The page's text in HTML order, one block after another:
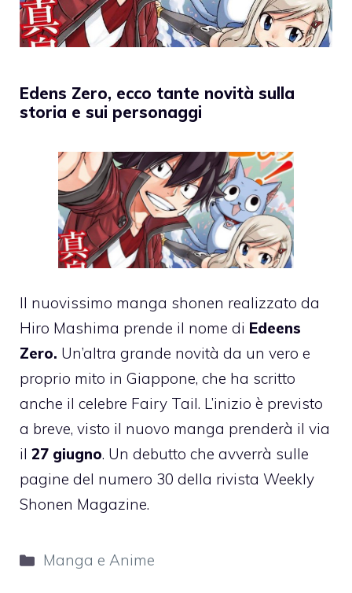
Edens Zero, ecco tante novità sulla
storia e sui personaggi
Il nuovissimo manga shonen realizzato da
Hiro Mashima prende il nome di Edeens
Zero. Un’altra grande novità da un vero e
proprio mito in Giappone, che ha scritto
anche il celebre Fairy Tail. L’inizio è previsto
a breve, visto il nuovo manga prenderà il via
il 27 giugno. Un debutto che avverrà sulle
pagine del numero 30 della rivista Weekly
Shonen Magazine.
Categorie
Manga e Anime